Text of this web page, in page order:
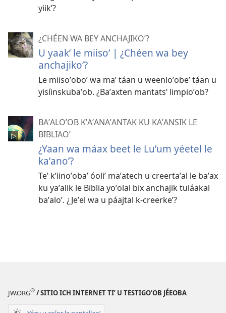
yiikʼ?
¿CHÉEN WA BEY ANCHAJIKOʼ?
U yaakʼ le miisoʼ | ¿Chéen wa bey
anchajikoʼ?
Le miisoʼoboʼ wa maʼ táan u weenloʼobeʼ táan u
yisíinskubaʼob. ¿Baʼaxten mantatsʼ limpioʼob?
BAʼALOʼOB KʼAʼANAʼANTAK KU KAʼANSIK LE
BIBLIAOʼ
¿Yaan wa máax beet le Luʼum yéetel le
kaʼanoʼ?
Teʼ kʼiinoʼobaʼ óoliʼ maʼatech u creertaʼal le baʼax
ku yaʼalik le Biblia yoʼolal bix anchajik tuláakal
baʼaloʼ. ¿Jeʼel wa u páajtal k-creerkeʼ?
JW.ORG® / SITIO ICH INTERNET TIʼ U TESTIGOʼOB JÉEOBA